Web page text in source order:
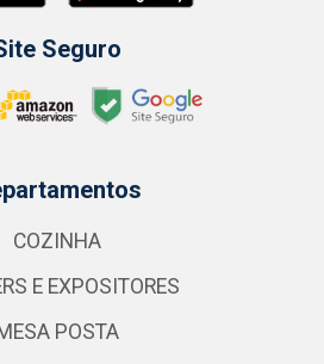
Seguro
COZINHA
E EXPOSITORES
POSTA